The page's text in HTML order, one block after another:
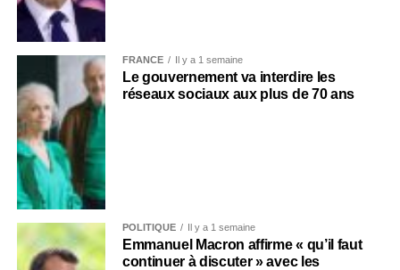
FRANCE Il y a 1 semaine
Le gouvernement va interdire les
réseaux sociaux aux plus de 70 ans
POLITIQUE Il y a 1 semaine
Emmanuel Macron affirme « qu’il faut
continuer à discuter » avec les